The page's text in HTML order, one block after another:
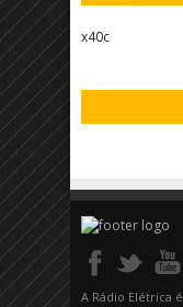
x40c
A Rádio Elétrica